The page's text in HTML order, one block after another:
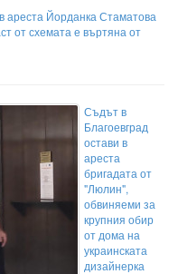
ареста Йорданка Стаматова
от схемата е въртяна от
Съдът в
Благоевград
остави в
ареста
бригадата от
"Люлин",
обвиняеми за
крупния обир
от дома на
украинската
дизайнерка